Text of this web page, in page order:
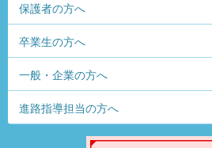
保護者の方へ
卒業生の方へ
一般・企業の方へ
進路指導担当の方へ